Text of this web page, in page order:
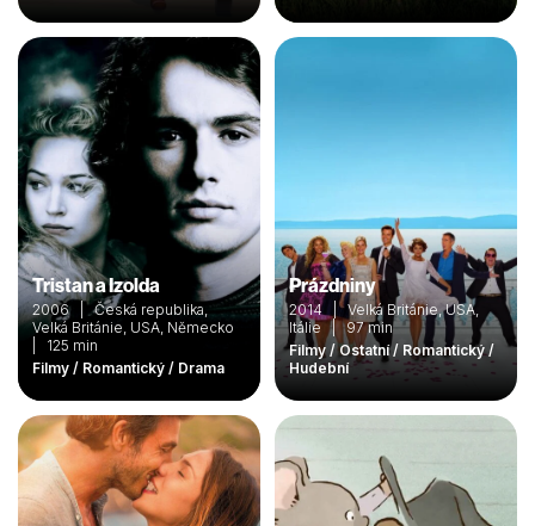
Tristan a Izolda
2006 | Česká republika,
Velká Británie, USA, Německo
| 125 min
Filmy / Romantický / Drama
Prázdniny
2014 | Velká Británie, USA,
Itálie | 97 min
Filmy / Ostatní / Romantický /
Hudební